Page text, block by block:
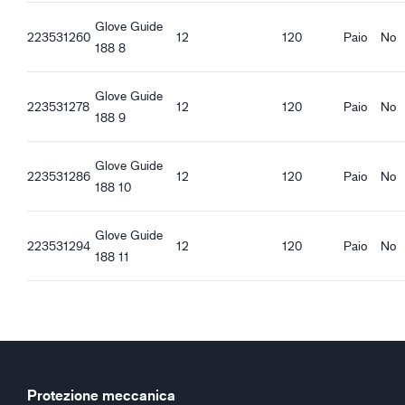
Caratteristiche di qualità
Compatibile REACH
Caratteristiche ergonomiche
Vestibilità ampia
Manichetta di sicurezza
Guide 188_fr-FR_Productsheet.pdf
Guide 188_pl-PL_Productsheet.pdf
Guide 188_ro-RO_Productsheet.pdf
Guide 188_hu-HU_Productsheet.pdf
Guide 188_et-EE_Productsheet.pdf
223531260
Glove Guide
188 8
12 120 Paio No
223531278
Glove Guide
188 9
12 120 Paio No
223531286
Glove Guide
188 10
12 120 Paio No
223531294
Glove Guide
188 11
12 120 Paio No
Protezione meccanica